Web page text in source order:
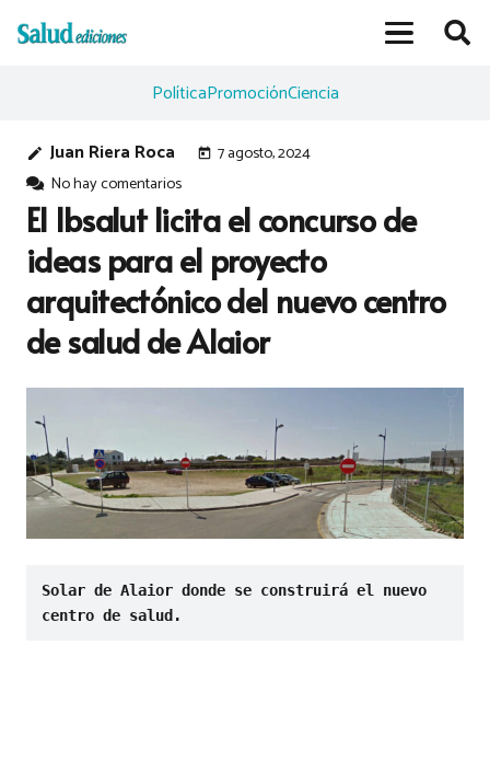
PolíticaPromociónCiencia
edit Juan Riera Roca today 7 agosto, 2024
No hay comentarios
El Ibsalut licita el concurso de
ideas para el proyecto
arquitectónico del nuevo centro
de salud de Alaior
Solar de Alaior donde se construirá el nuevo
centro de salud.